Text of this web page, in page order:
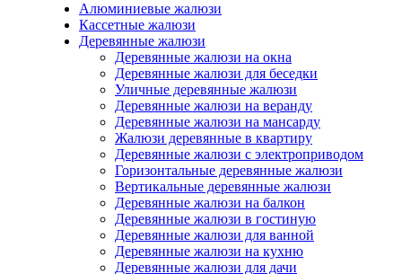
Алюминиевые жалюзи
Кассетные жалюзи
Деревянные жалюзи
Деревянные жалюзи на окна
Деревянные жалюзи для беседки
Уличные деревянные жалюзи
Деревянные жалюзи на веранду
Деревянные жалюзи на мансарду
Жалюзи деревянные в квартиру
Деревянные жалюзи с электроприводом
Горизонтальные деревянные жалюзи
Вертикальные деревянные жалюзи
Деревянные жалюзи на балкон
Деревянные жалюзи в гостиную
Деревянные жалюзи для ванной
Деревянные жалюзи на кухню
Деревянные жалюзи для дачи